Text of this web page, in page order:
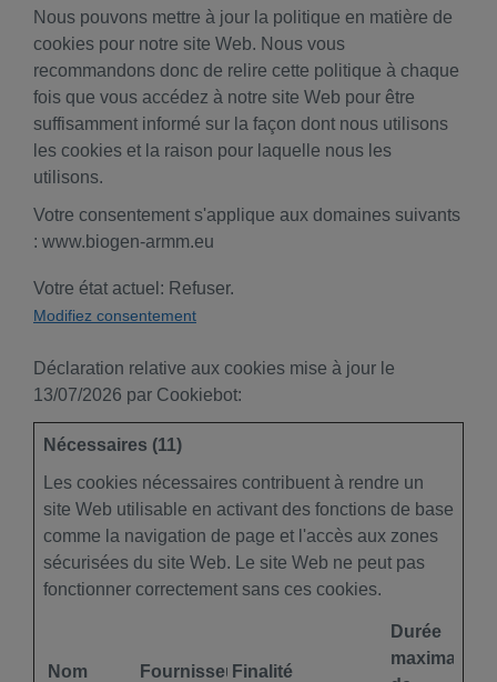
Nous pouvons mettre à jour la politique en matière de
cookies pour notre site Web. Nous vous
recommandons donc de relire cette politique à chaque
fois que vous accédez à notre site Web pour être
suffisamment informé sur la façon dont nous utilisons
les cookies et la raison pour laquelle nous les
utilisons.
Votre consentement s'applique aux domaines suivants
: www.biogen-armm.eu
Votre état ​​actuel: Refuser.
Modifiez consentement
Déclaration relative aux cookies mise à jour le
13/07/2026 par Cookiebot:
Nécessaires (11)
Les cookies nécessaires contribuent à rendre un
site Web utilisable en activant des fonctions de base
comme la navigation de page et l'accès aux zones
sécurisées du site Web. Le site Web ne peut pas
fonctionner correctement sans ces cookies.
Nom FournisseurFinalité
Durée
maximale